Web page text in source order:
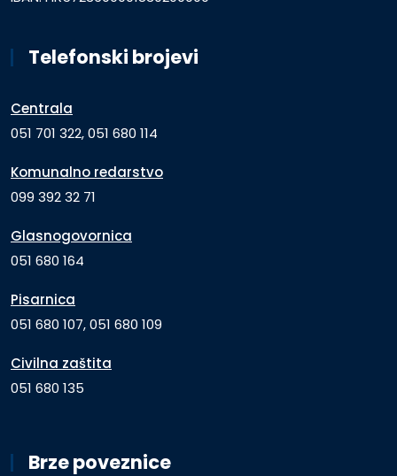
Telefonski brojevi
Centrala
051 701 322, 051 680 114
Komunalno redarstvo
099 392 32 71
Glasnogovornica
051 680 164
Pisarnica
051 680 107, 051 680 109
Civilna zaštita
051 680 135
Brze poveznice